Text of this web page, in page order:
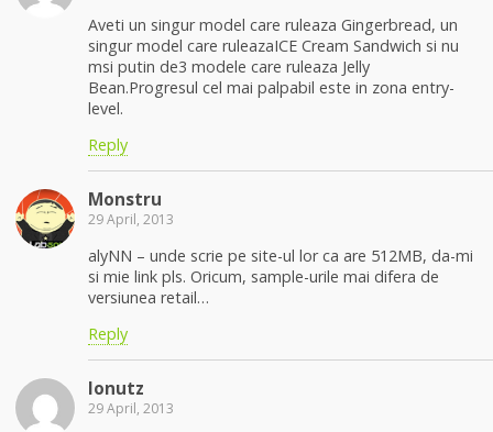
Aveti un singur model care ruleaza Gingerbread, un
singur model care ruleazaICE Cream Sandwich si nu
msi putin de3 modele care ruleaza Jelly
Bean.Progresul cel mai palpabil este in zona entry-
level.
Reply
Monstru
29 April, 2013
alyNN – unde scrie pe site-ul lor ca are 512MB, da-mi
si mie link pls. Oricum, sample-urile mai difera de
versiunea retail…
Reply
Ionutz
29 April, 2013